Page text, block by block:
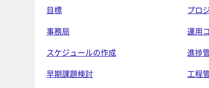
目標
プロ
事務局
運用
スケジュールの作成
進捗
早期課題検討
工程